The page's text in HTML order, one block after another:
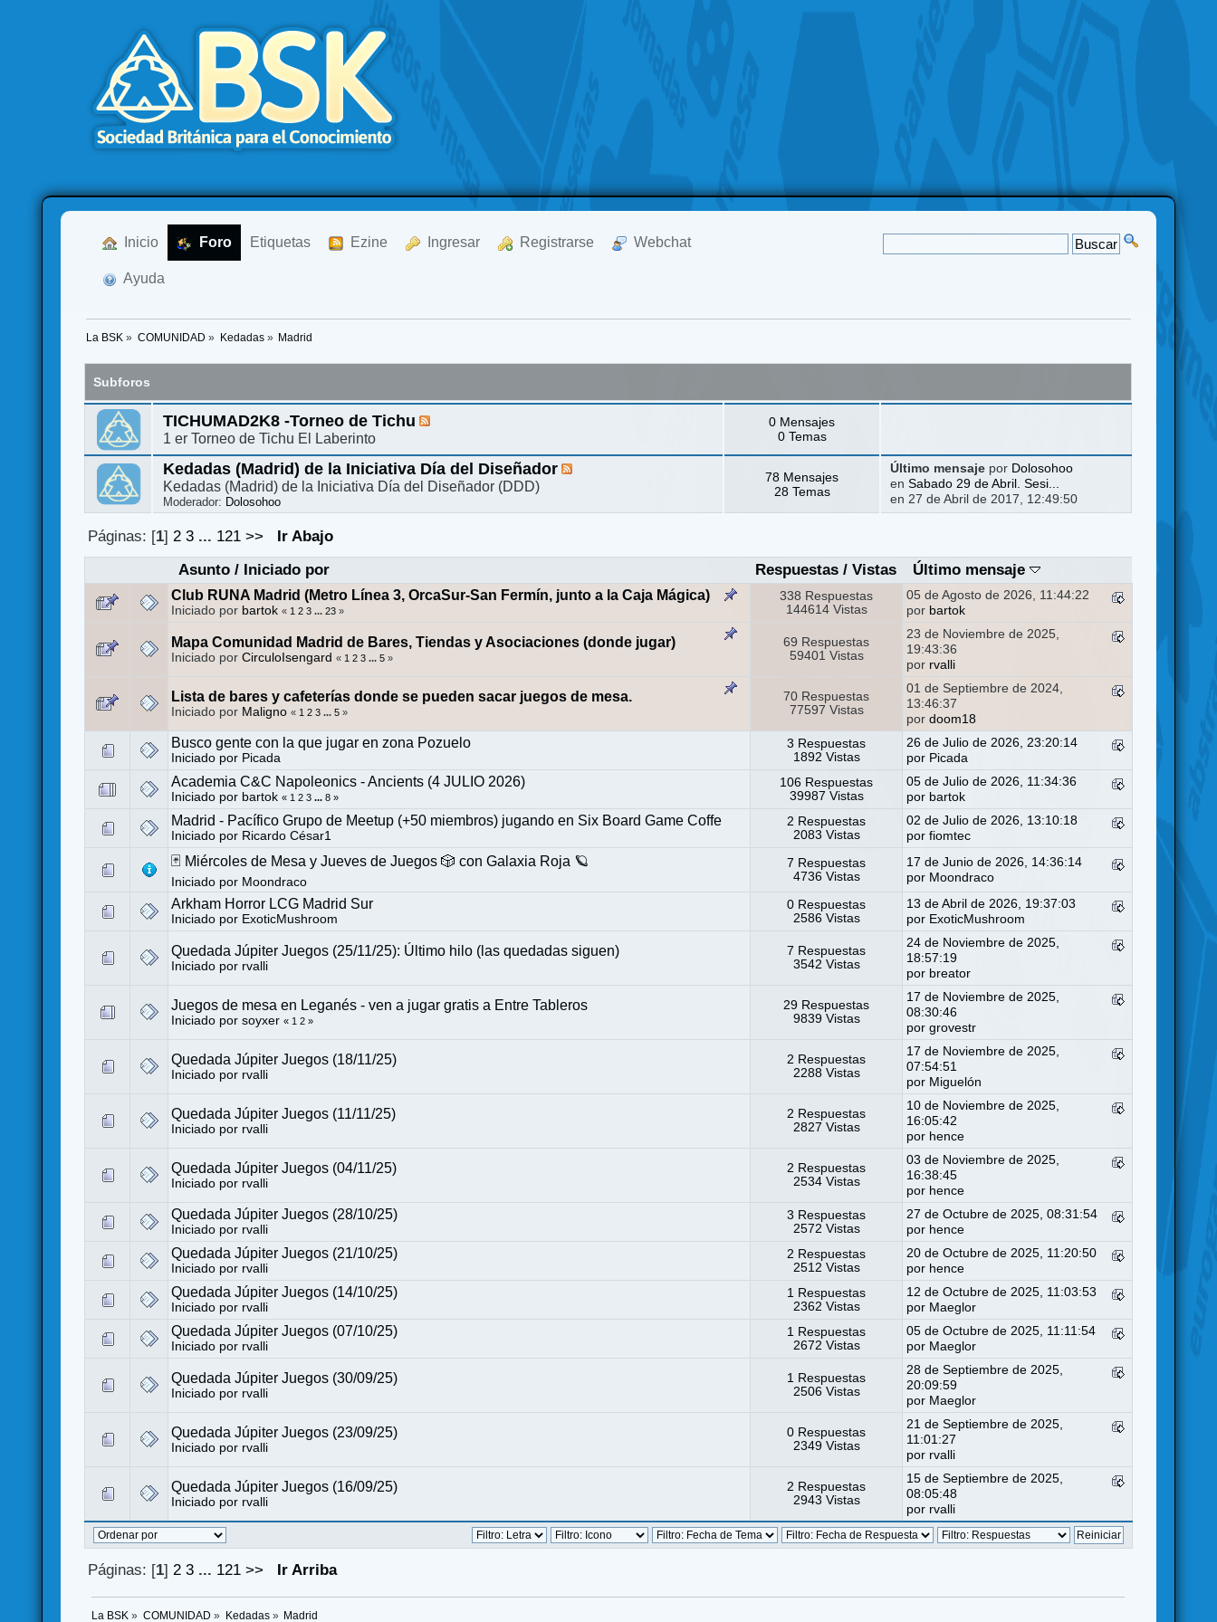
Inicio Foro Etiquetas Ezine Ingresar Registrarse Webchat
Ayuda
La BSK » COMUNIDAD » Kedadas» Madrid
Subforos
TICHUMAD2K8 -Torneo de Tichu
1 er Torneo de Tichu El Laberinto
0 Mensajes
0 Temas
Kedadas (Madrid) de la Iniciativa Día del Diseñador
Kedadas (Madrid) de la Iniciativa Día del Diseñador (DDD)
Moderador: Dolosohoo
78 Mensajes
28 Temas
Último mensajepor Dolosohoo
en Sabado 29 de Abril. Sesi...
en 27 de Abril de 2017, 12:49:50
Páginas: [1] 2 3 ... 121 >>
Ir Abajo
Asunto/ Iniciado por Respuestas /Vistas Último mensaje
Club RUNA Madrid (Metro Línea 3, OrcaSur-San Fermín, junto a la Caja Mágica)
Iniciado por bartok « 1 2 3 ...23 »
338 Respuestas
144614 Vistas
05 de Agosto de 2026, 11:44:22
por bartok
Mapa Comunidad Madrid de Bares, Tiendas y Asociaciones (donde jugar)
Iniciado porCirculoIsengard « 1 2 3 ...5 »
69 Respuestas
59401 Vistas
23 de Noviembre de 2025,
19:43:36
por rvalli
Lista de bares y cafeterías donde se pueden sacar juegos de mesa.
Iniciado por Maligno « 1 2 3 ...5 »
70 Respuestas
77597 Vistas
01 de Septiembre de 2024,
13:46:37
pordoom18
Busco gente con la que jugar en zona Pozuelo
Iniciado por Picada
3 Respuestas
1892 Vistas
26 de Julio de 2026, 23:20:14
por Picada
Academia C&C Napoleonics - Ancients (4 JULIO 2026)
Iniciado por bartok « 1 2 3 ...8 »
106 Respuestas
39987 Vistas
05 de Julio de 2026, 11:34:36
por bartok
Madrid - Pacífico Grupo de Meetup (+50 miembros) jugando en Six Board Game Coffe
Iniciado por Ricardo César1
2 Respuestas
2083 Vistas
02 de Julio de 2026, 13:10:18
porfiomtec
🃏 Miércoles de Mesa y Jueves de Juegos 🎲 con Galaxia Roja 🪐
Iniciado por Moondraco
7 Respuestas
4736 Vistas
17 de Junio de 2026, 14:36:14
por Moondraco
Arkham Horror LCG Madrid Sur
Iniciado por ExoticMushroom
0 Respuestas
2586 Vistas
13 de Abril de 2026, 19:37:03
por ExoticMushroom
Quedada Júpiter Juegos (25/11/25): Último hilo (las quedadas siguen)
Iniciado por rvalli
7 Respuestas
3542 Vistas
24 de Noviembre de 2025,
18:57:19
por breator
Juegos de mesa en Leganés - ven a jugar gratis a Entre Tableros
Iniciado porsoyxer « 1 2 »
29 Respuestas
9839 Vistas
17 de Noviembre de 2025,
08:30:46
porgrovestr
Quedada Júpiter Juegos (18/11/25)
Iniciado por rvalli
2 Respuestas
2288 Vistas
17 de Noviembre de 2025,
07:54:51
por Miguelón
Quedada Júpiter Juegos (11/11/25)
Iniciado por rvalli
2 Respuestas
2827 Vistas
10 de Noviembre de 2025,
16:05:42
por hence
Quedada Júpiter Juegos (04/11/25)
Iniciado por rvalli
2 Respuestas
2534 Vistas
03 de Noviembre de 2025,
16:38:45
por hence
Quedada Júpiter Juegos (28/10/25)
Iniciado por rvalli
3 Respuestas
2572 Vistas
27 de Octubre de 2025, 08:31:54
por hence
Quedada Júpiter Juegos (21/10/25)
Iniciado por rvalli
2 Respuestas
2512 Vistas
20 de Octubre de 2025, 11:20:50
por hence
Quedada Júpiter Juegos (14/10/25)
Iniciado por rvalli
1 Respuestas
2362 Vistas
12 de Octubre de 2025, 11:03:53
por Maeglor
Quedada Júpiter Juegos (07/10/25)
Iniciado por rvalli
1 Respuestas
2672 Vistas
05 de Octubre de 2025, 11:11:54
por Maeglor
Quedada Júpiter Juegos (30/09/25)
Iniciado por rvalli
1 Respuestas
2506 Vistas
28 de Septiembre de 2025,
20:09:59
por Maeglor
Quedada Júpiter Juegos (23/09/25)
Iniciado por rvalli
0 Respuestas
2349 Vistas
21 de Septiembre de 2025,
11:01:27
por rvalli
Quedada Júpiter Juegos (16/09/25)
Iniciado por rvalli
2 Respuestas
2943 Vistas
15 de Septiembre de 2025,
08:05:48
por rvalli
Páginas: [1] 2 3 ... 121 >> Ir Arriba
La BSK » COMUNIDAD » Kedadas» Madrid